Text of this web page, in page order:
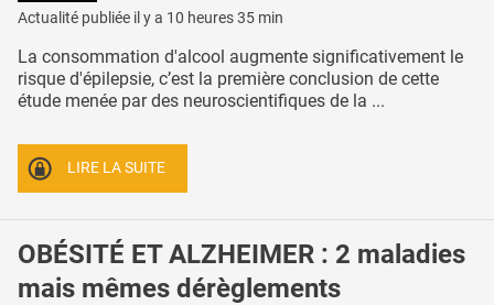
Actualité publiée il y a 10 heures 35 min
La consommation d'alcool augmente significativement le
risque d'épilepsie, c’est la première conclusion de cette
étude menée par des neuroscientifiques de la ...
LIRE LA SUITE
OBÉSITÉ ET ALZHEIMER : 2 maladies
mais mêmes dérèglements